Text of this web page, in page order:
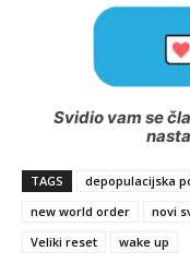
Svidio vam se
TAGS depopulacijska
new world order
novi
Veliki reset
wake up